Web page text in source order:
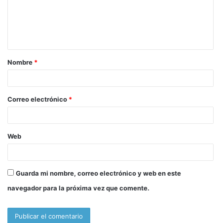
a
r
*
Nombre *
Correo electrónico *
Web
Guarda mi nombre, correo electrónico y web en este
navegador para la próxima vez que comente.